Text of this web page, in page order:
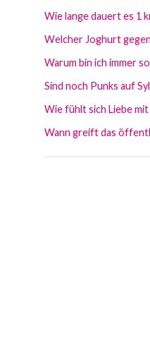
Wie lange dauert es 1
Welcher Joghurt
Warum bin ich immer
Sind noch Punks auf
Wie fühlt sich Liebe
Wann greift das